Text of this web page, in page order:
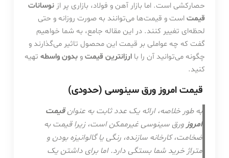
حصارکشی است. اما بازار آهن و فولاد، بازاری پر ازنوسانات
قیمتاست و قیمت‌ها می‌توانند به صورت روزانه و حتی
لحظه‌ای تغییر کنند. در این مقاله جامع، به شما خواهیم
گفت که چه عواملی بر قیمت این محصول تاثیر می‌گذارند و
چگونه می‌توانید آن را با ارزانترین قیمتوبدون واسطهتهیه
کنید.
قیمت امروز ورق سینوسی (حدودی)
به طور خلاصه، ارائه یک عدد ثابت به عنوانقیمت
امروزورق سینوسی غیرممکن است، زیرا قیمت به
ضخامت، کارخانه سازنده، رنگی یا گالوانیزه بودن و
متراژ خرید شما بستگی دارد. اما برای داشتن یک